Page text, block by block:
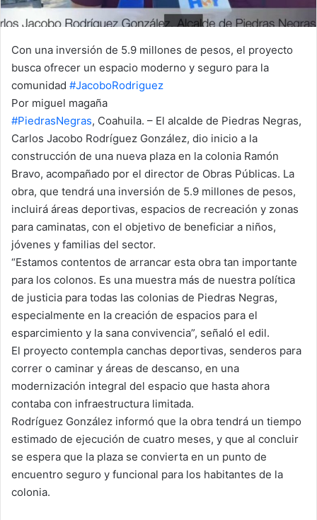
Con una inversión de 5.9 millones de pesos, el proyecto
busca ofrecer un espacio moderno y seguro para la
comunidad #JacoboRodriguez
Por miguel magaña
#PiedrasNegras, Coahuila. – El alcalde de Piedras Negras,
Carlos Jacobo Rodríguez González, dio inicio a la
construcción de una nueva plaza en la colonia Ramón
Bravo, acompañado por el director de Obras Públicas. La
obra, que tendrá una inversión de 5.9 millones de pesos,
incluirá áreas deportivas, espacios de recreación y zonas
para caminatas, con el objetivo de beneficiar a niños,
jóvenes y familias del sector.
“Estamos contentos de arrancar esta obra tan importante
para los colonos. Es una muestra más de nuestra política
de justicia para todas las colonias de Piedras Negras,
especialmente en la creación de espacios para el
esparcimiento y la sana convivencia”, señaló el edil.
El proyecto contempla canchas deportivas, senderos para
correr o caminar y áreas de descanso, en una
modernización integral del espacio que hasta ahora
contaba con infraestructura limitada.
Rodríguez González informó que la obra tendrá un tiempo
estimado de ejecución de cuatro meses, y que al concluir
se espera que la plaza se convierta en un punto de
encuentro seguro y funcional para los habitantes de la
colonia.